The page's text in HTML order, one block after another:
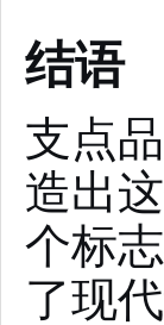
结语
支点
造出
个标
了现